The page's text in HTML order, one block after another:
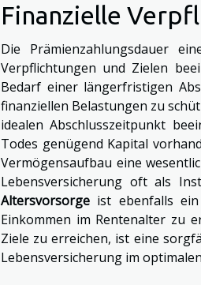
Finanzielle
Die Prämienzahlungsdauer
Verpflichtungen und Zielen
Bedarf einer längerfristigen
finanziellen Belastungen zu
idealen Abschlusszeitpunkt
Todes genügend Kapital
Vermögensaufbau eine
Lebensversicherung oft als
Altersvorsorge ist ebenfalls
Einkommen im Rentenalter zu
Ziele zu erreichen, ist eine
Lebensversicherung im